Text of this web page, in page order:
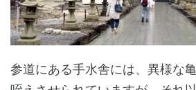
参道にある手水舎には、異様な